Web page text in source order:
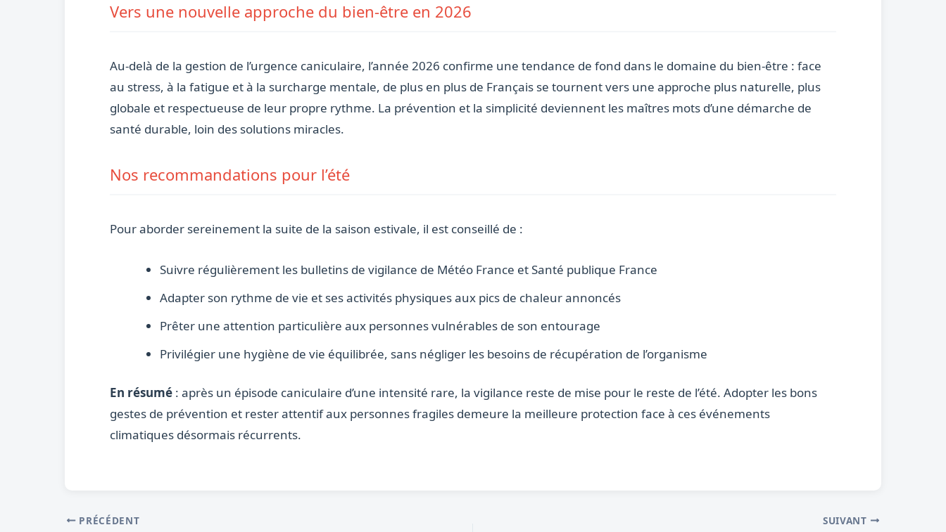
Vers une nouvelle approche du bien-être en 2026
Au-delà de la gestion de l’urgence caniculaire, l’année 2026 confirme une tendance de fond dans le domaine du bien-être : face
au stress, à la fatigue et à la surcharge mentale, de plus en plus de Français se tournent vers une approche plus naturelle, plus
globale et respectueuse de leur propre rythme. La prévention et la simplicité deviennent les maîtres mots d’une démarche de
santé durable, loin des solutions miracles.
Nos recommandations pour l’été
Pour aborder sereinement la suite de la saison estivale, il est conseillé de :
Suivre régulièrement les bulletins de vigilance de Météo France et Santé publique France
Adapter son rythme de vie et ses activités physiques aux pics de chaleur annoncés
Prêter une attention particulière aux personnes vulnérables de son entourage
Privilégier une hygiène de vie équilibrée, sans négliger les besoins de récupération de l’organisme
En résumé : après un épisode caniculaire d’une intensité rare, la vigilance reste de mise pour le reste de l’été. Adopter les bons
gestes de prévention et rester attentif aux personnes fragiles demeure la meilleure protection face à ces événements
climatiques désormais récurrents.
PRÉCÉDENT SUIVANT